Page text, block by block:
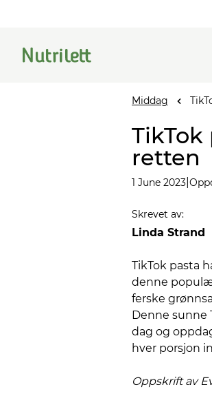
Middag
retten
1 June 2023
Skrevet av:
Linda Strand
TikTok pasta
denne
ferske
Denne sunne
dag og
hver porsjon
Oppskrift av